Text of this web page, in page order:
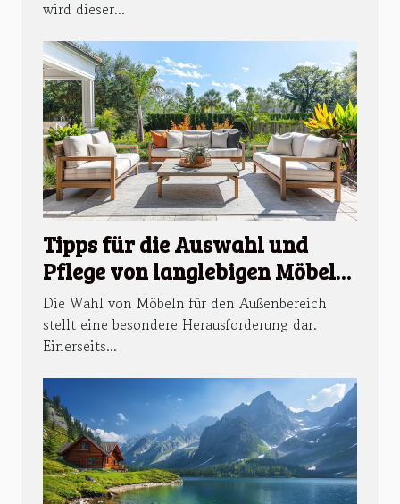
wird dieser...
Tipps für die Auswahl und
Pflege von langlebigen Möbeln
im Außenbereich
Die Wahl von Möbeln für den Außenbereich
stellt eine besondere Herausforderung dar.
Einerseits...